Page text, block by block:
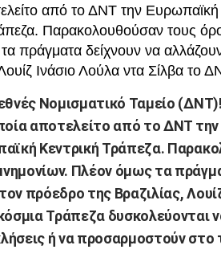
από το ΔΝΤ την
Παρακολουθούσαν τους
πράγματα δείχνουν να
Ινάσιο Λούλα ντα Σίλβα το
Νομισματικό Ταμείο
αποτελείτο από το ΔΝΤ
Κεντρική Τράπεζα.
Πλέον όμως τα
πρόεδρο της Βραζιλίας,
Τράπεζα δυσκολεύονται
ή να προσαρμοστούν στο